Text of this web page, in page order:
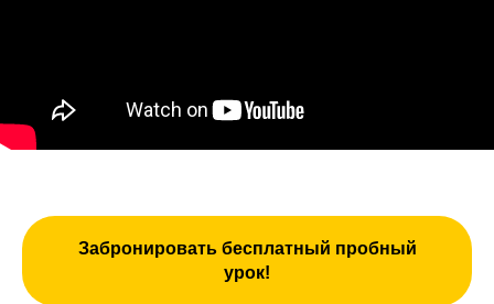
Забронировать бесплатный пробный
урок!